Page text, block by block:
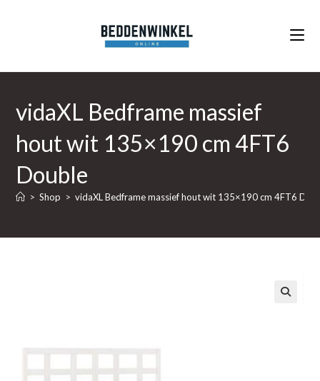
vidaXL Bedframe massief
hout wit 135×190 cm 4FT6
Double
> Shop > vidaXL Bedframe massief hout wit 135×190 cm 4FT6